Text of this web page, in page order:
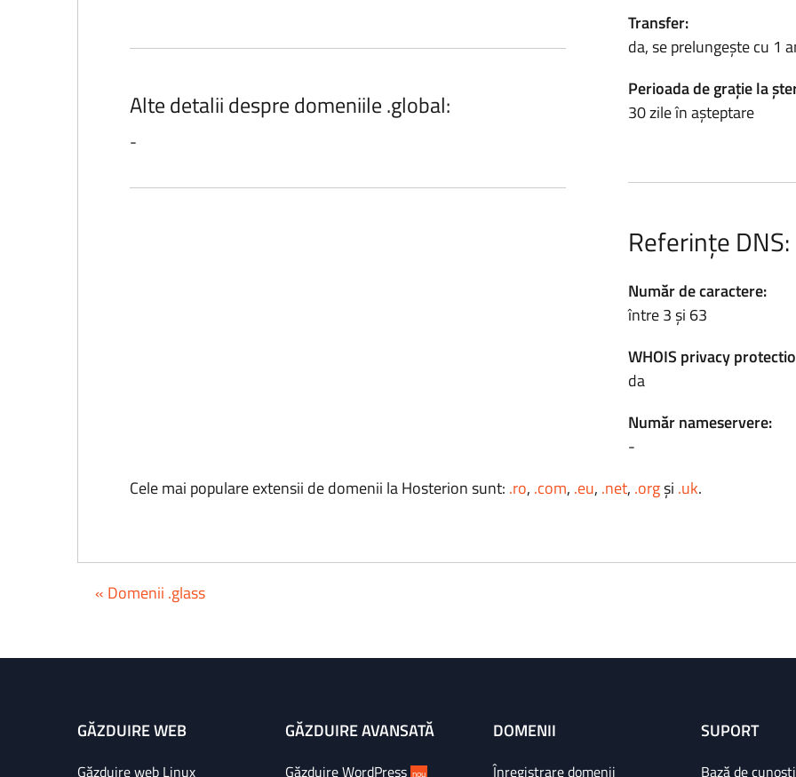
Alte detalii despre domeniile .global:
-
Transfer:
da, se prelungește cu 1
Perioada de grație la
30 zile în așteptare
Referințe DNS:
Număr de caractere:
între 3 și 63
WHOIS privacy
da
Număr nameservere:
-
Cele mai populare extensii de domenii la Hosterion sunt: .ro, .com, .eu, .net, .orgși .uk.
« Domenii .glass
GĂZDUIRE WEB
Găzduire web Linux
GĂZDUIRE AVANSATĂ
Găzduire WordPress nou
DOMENII
Înregistrare domenii
SUPORT
Bază de